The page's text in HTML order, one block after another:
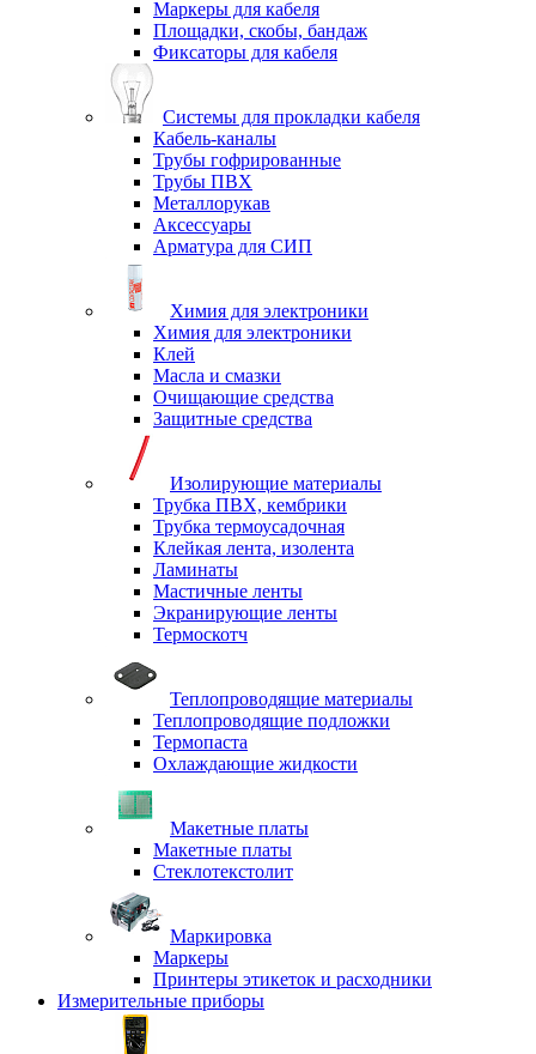
Маркеры для кабеля
Площадки, скобы, бандаж
Фиксаторы для кабеля
Системы для прокладки кабеля
Кабель-каналы
Трубы гофрированные
Трубы ПВХ
Металлорукав
Аксессуары
Арматура для СИП
Химия для электроники
Химия для электроники
Клей
Масла и смазки
Очищающие средства
Защитные средства
Изолирующие материалы
Трубка ПВХ, кембрики
Трубка термоусадочная
Клейкая лента, изолента
Ламинаты
Мастичные ленты
Экранирующие ленты
Термоскотч
Теплопроводящие материалы
Теплопроводящие подложки
Термопаста
Охлаждающие жидкости
Макетные платы
Макетные платы
Стеклотекстолит
Маркировка
Маркеры
Принтеры этикеток и расходники
Измерительные приборы